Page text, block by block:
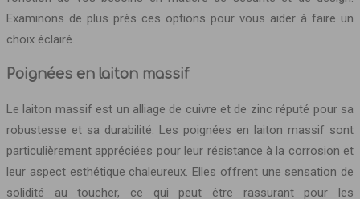
Examinons de plus près ces options pour vous aider à faire un
choix éclairé.
Poignées en laiton massif
Le laiton massif est un alliage de cuivre et de zinc réputé pour sa
robustesse et sa durabilité. Les poignées en laiton massif sont
particulièrement appréciées pour leur résistance à la corrosion et
leur aspect esthétique chaleureux. Elles offrent une sensation de
solidité au toucher, ce qui peut être rassurant pour les